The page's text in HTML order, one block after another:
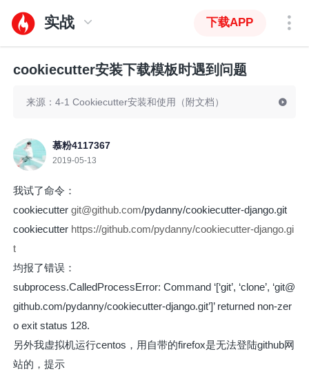
实战 下载APP
cookiecutter安装下载模板时遇到问题
来源：4-1 Cookiecutter安装和使用（附文档）
慕粉4117367
2019-05-13
我试了命令：
cookiecuttergit@github.com/pydanny/cookiecutter-django.git
cookiecutter https://github.com/pydanny/cookiecutter-django.gi
t
均报了错误：
subprocess.CalledProcessError: Command ‘[‘git’, ‘clone’, ‘git@
github.com/pydanny/cookiecutter-django.git’]’ returned non-zer
o exit status 128.
另外我虚拟机运行centos，用自带的firefox是无法登陆github网
站的，提示